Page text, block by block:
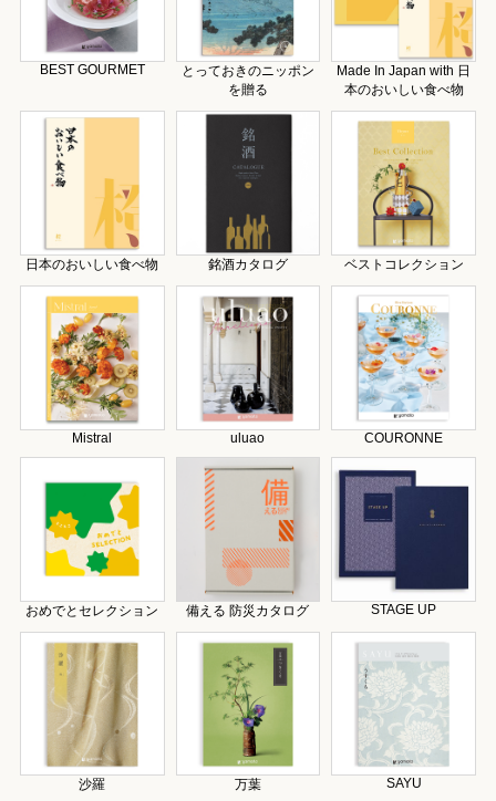
BEST GOURMET
とっておきのニッポン
を贈る
Made In Japan with 日
本のおいしい食べ物
日本のおいしい食べ物 銘酒カタログ ベストコレクション
Mistral uluao COURONNE
おめでとセレクション 備える 防災カタログ STAGE UP
沙羅 万葉 SAYU